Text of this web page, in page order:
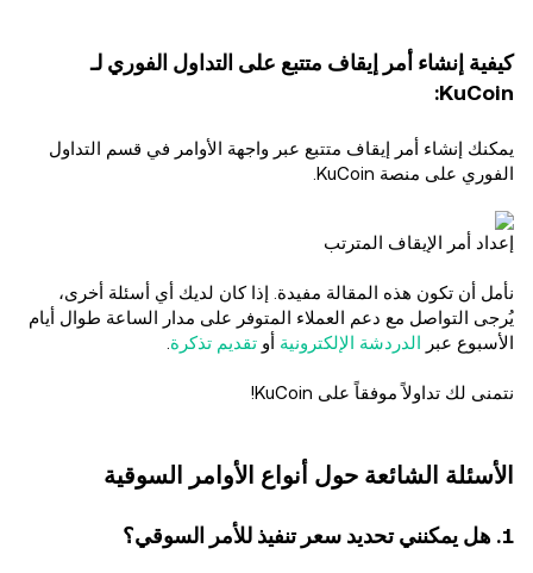
كيفية إنشاء أمر إيقاف متتبع على التداول الفوري لـ
KuCoin:
يمكنك إنشاء أمر إيقاف متتبع عبر واجهة الأوامر في قسم التداول
الفوري على منصة KuCoin.
إعداد أمر الإيقاف المترتب
نأمل أن تكون هذه المقالة مفيدة. إذا كان لديك أي أسئلة أخرى،
يُرجى التواصل مع دعم العملاء المتوفر على مدار الساعة طوال أيام
الأسبوع عبر الدردشة الإلكترونية أو تقديم تذكرة
نتمنى لك تداولاً موفقاً على KuCoin!
الأسئلة الشائعة حول أنواع الأوامر السوقية
1. هل يمكنني تحديد سعر تنفيذ للأمر السوقي؟